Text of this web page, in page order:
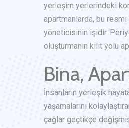
yerleşim yerlerindeki
apartmanlarda, bu resmi
yöneticisinin işidir.
oluşturmanın kilit yolu
Bina,
İnsanların yerleşik
yaşamalarını
çağlar geçtikçe